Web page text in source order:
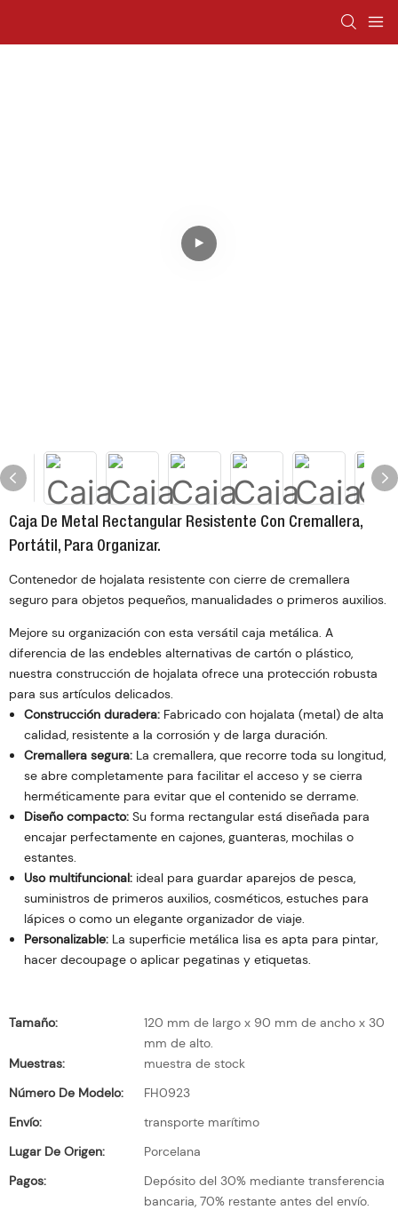
Caja De Metal Rectangular Resistente Con Cremallera,
Portátil, Para Organizar.
Contenedor de hojalata resistente con cierre de cremallera
seguro para objetos pequeños, manualidades o primeros auxilios.
Mejore su organización con esta versátil caja metálica. A
diferencia de las endebles alternativas de cartón o plástico,
nuestra construcción de hojalata ofrece una protección robusta
para sus artículos delicados.
Construcción duradera:Fabricado con hojalata (metal) de alta
calidad, resistente a la corrosión y de larga duración.
Cremallera segura:La cremallera, que recorre toda su longitud,
se abre completamente para facilitar el acceso y se cierra
herméticamente para evitar que el contenido se derrame.
Diseño compacto:Su forma rectangular está diseñada para
encajar perfectamente en cajones, guanteras, mochilas o
estantes.
Uso multifuncional:ideal para guardar aparejos de pesca,
suministros de primeros auxilios, cosméticos, estuches para
lápices o como un elegante organizador de viaje.
Personalizable:La superficie metálica lisa es apta para pintar,
hacer decoupage o aplicar pegatinas y etiquetas.
Tamaño:
120 mm de largo x 90 mm de ancho x 30
mm de alto.
Muestras:
muestra de stock
Número De Modelo:
FH0923
Envío:
transporte marítimo
Lugar De Origen:
Porcelana
Pagos:
Depósito del 30% mediante transferencia
bancaria, 70% restante antes del envío.